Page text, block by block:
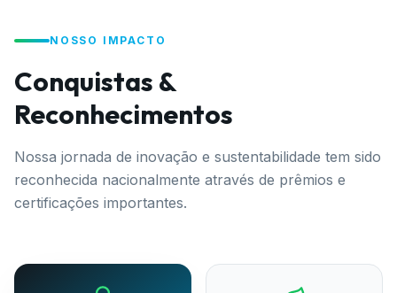
NOSSO IMPACTO
Conquistas &
Reconhecimentos
Nossa jornada de inovação e sustentabilidade tem sido
reconhecida nacionalmente através de prêmios e
certificações importantes.